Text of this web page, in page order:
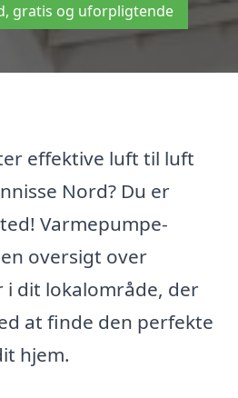
gratis og uforpligtende
effektive luft til luft
Nord? Du er
Varmepumpe-
oversigt over
i dit lokalområde, der
at finde den perfekte
hjem.